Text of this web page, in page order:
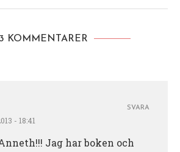
3 KOMMENTARER
- 18:41
Jag har boken och
SVARA